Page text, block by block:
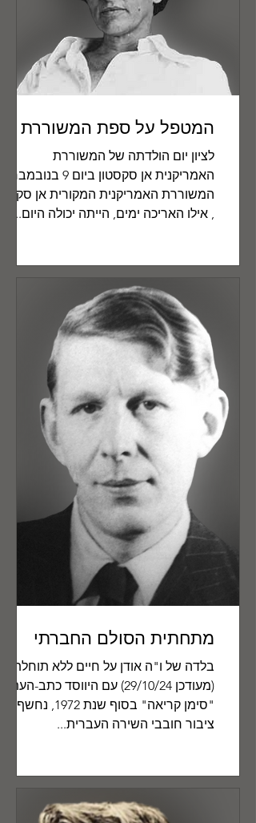
המטפל על ספת המשוררת
לציון יום הולדתה של המשוררת
האמריקנית אן סקסטון ביום 9 בנובמבר
המשוררת האמריקנית המקורית אן
, אילו האריכה ימים, הייתה יכולה היום...
מתחתית הסולם החברתי
בלדה של ו"ה אודן על חיים ללא תוחלת
(מעודכן 29/10/24) עם היווסד כתב-העת
"סימן קריאה" בסוף שנת 1972, נחשף
ציבור חובבי השירה העברית...